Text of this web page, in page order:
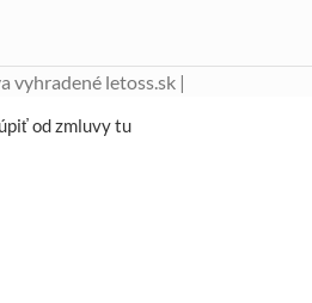
vyhradené letoss.sk |
od zmluvy tu